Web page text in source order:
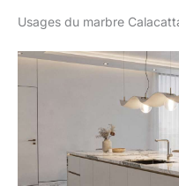
Usages du marbre